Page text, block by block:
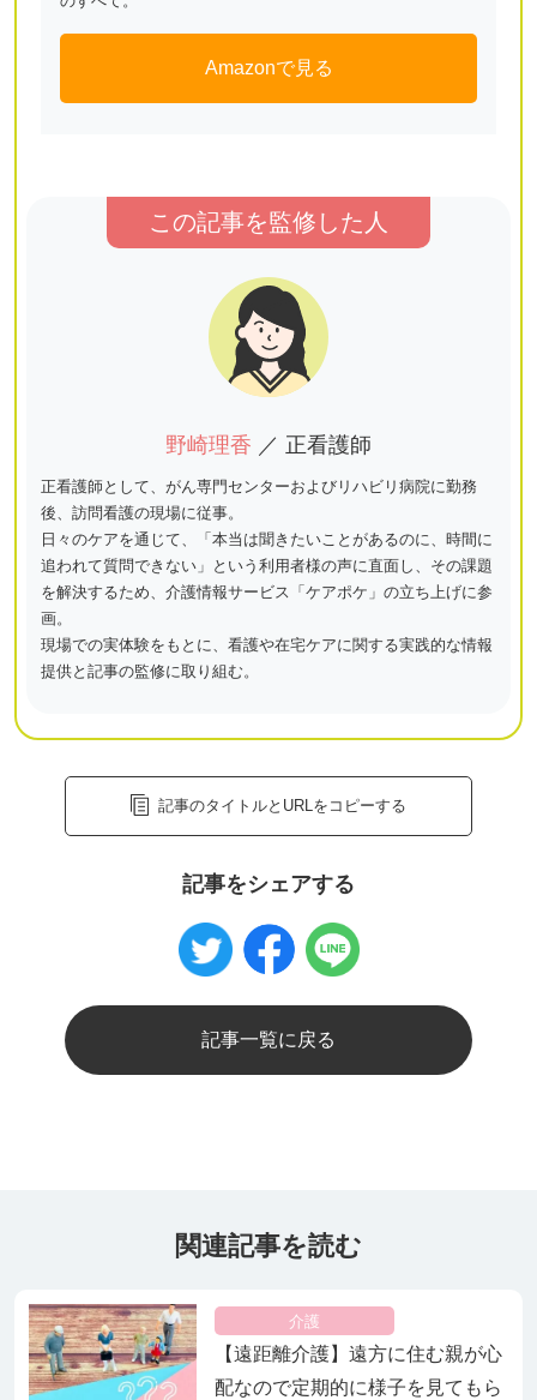
Amazonで見る
この記事を監修した人
野崎理香 ／ 正看護師
正看護師として、がん専門センターおよびリハビリ病院に勤務
後、訪問看護の現場に従事。
日々のケアを通じて、「本当は聞きたいことがあるのに、時間に
追われて質問できない」という利用者様の声に直面し、その課題
を解決するため、介護情報サービス「ケアポケ」の立ち上げに参
画。
現場での実体験をもとに、看護や在宅ケアに関する実践的な情報
提供と記事の監修に取り組む。
記事のタイトルとURLをコピーする
記事をシェアする
記事一覧に戻る
関連記事を読む
介護
【遠距離介護】遠方に住む親が心
配なので定期的に様子を見てもら